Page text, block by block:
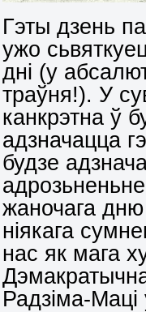
Гэты дзень
ужо
дні (у
траўня!). У
канкрэтна ў
адзначацца
будзе
жаночага
ніякага
нас як мага
Радзіма-